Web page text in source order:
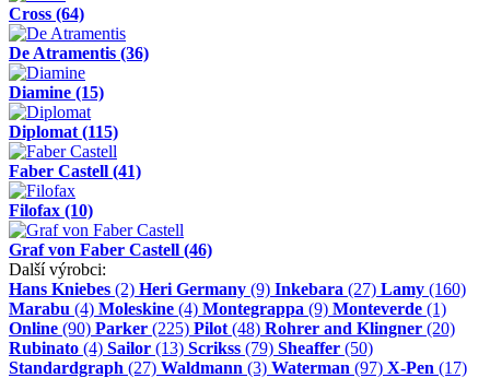
Cross (64)
De Atramentis (36)
Diamine (15)
Diplomat (115)
Faber Castell (41)
Filofax (10)
Graf von Faber Castell (46)
Další výrobci:
Hans Kniebes (2) Heri Germany (9) Inkebara (27) Lamy (160)
Marabu (4) Moleskine (4) Montegrappa (9) Monteverde (1)
Online (90) Parker (225) Pilot (48) Rohrer and Klingner (20)
Rubinato (4) Sailor (13) Scrikss (79) Sheaffer (50)
Standardgraph (27) Waldmann (3) Waterman (97) X-Pen (17)